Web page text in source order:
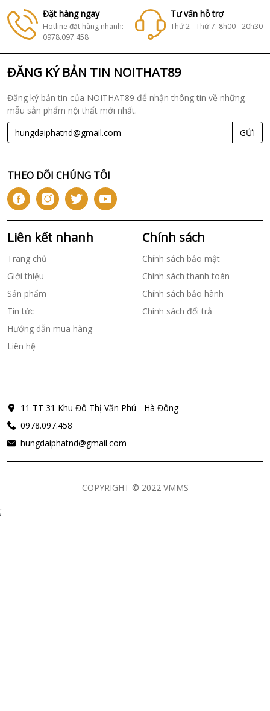
Đặt hàng ngay
Hotline đặt hàng nhanh:
0978.097.458
Tư vấn hỗ trợ
Thứ 2 - Thứ 7: 8h00 - 20h30
ĐĂNG KÝ BẢN TIN NOITHAT89
Đăng ký bản tin của NOITHAT89 để nhận thông tin về những
mẫu sản phẩm nội thất mới nhất.
GỬI
THEO DÕI CHÚNG TÔI
Liên kết nhanh
Trang chủ
Giới thiệu
Sản phẩm
Tin tức
Hướng dẫn mua hàng
Liên hệ
Chính sách
Chính sách bảo mật
Chính sách thanh toán
Chính sách bảo hành
Chính sách đổi trả
11 TT 31 Khu Đô Thị Văn Phú - Hà Đông
0978.097.458
hungdaiphatnd@gmail.com
COPYRIGHT © 2022 VMMS
;